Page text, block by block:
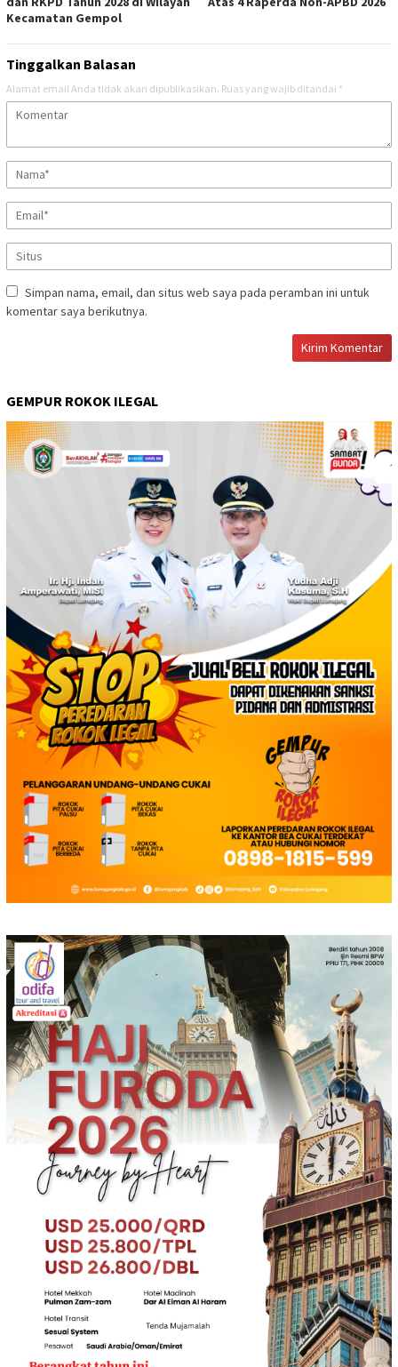
Kecamatan Gempol
Tinggalkan Balasan
Alamat email Anda tidak akan dipublikasikan. Ruas yang wajib ditandai *
Simpan nama, email, dan situs web saya pada peramban ini untuk
komentar saya berikutnya.
GEMPUR ROKOK ILEGAL